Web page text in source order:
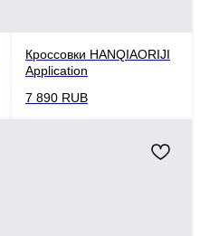
Кроссовки HANQIAORIJI
Application
7 890 RUB